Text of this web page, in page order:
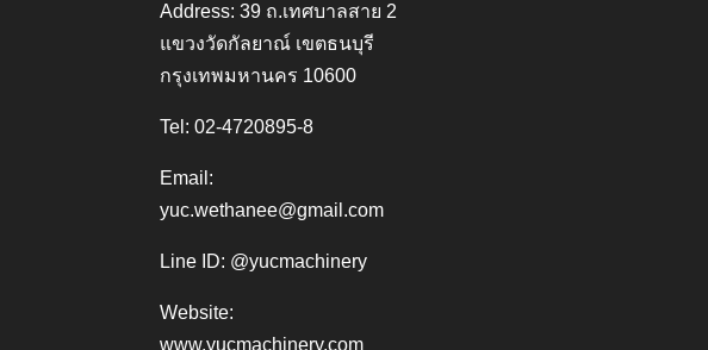
Address: 39 ถ.เทศบาลสาย 2
แขวงวัดกัลยาณ์ เขตธนบุรี
กรุงเทพมหานคร 10600
Tel: 02-4720895-8
Email:
yuc.wethanee@gmail.com
Line ID: @yucmachinery
Website:
www.yucmachinery.com